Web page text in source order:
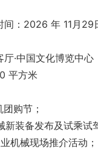
年 11月29
·中国文化博览中心
平方米
购节；
装备发布及试乘试
机械现场推介活动；